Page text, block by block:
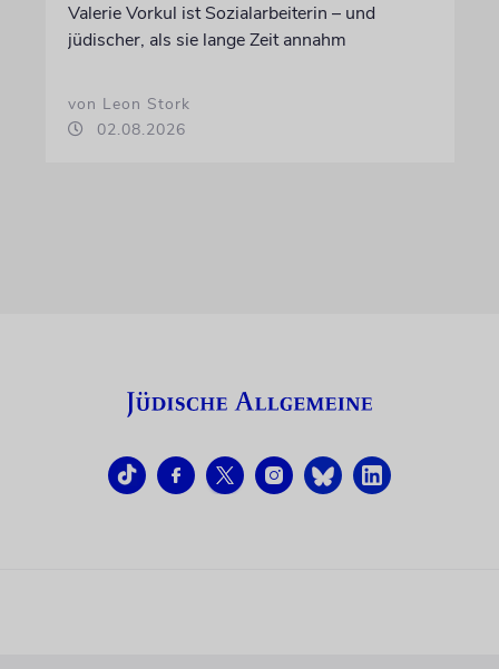
Valerie Vorkul ist Sozialarbeiterin – und
jüdischer, als sie lange Zeit annahm
von Leon Stork
02.08.2026